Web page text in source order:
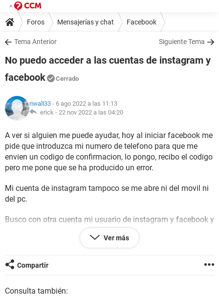
Foros Mensajerías y chat Facebook
Tema Anterior Siguiente Tema
No puedo acceder a las cuentas de instagram y
facebook
Cerrado
riwall33 - 6 ago 2022 a las 11:13
erick - 22 nov 2022 a las 04:20
A ver si alguien me puede ayudar, hoy al iniciar facebook me
pide que introduzca mi numero de telefono para que me
envien un codigo de confirmacion, lo pongo, recibo el codigo
pero me pone que se ha producido un error.
Mi cuenta de instagram tampoco se me abre ni del movil ni
del pc.
Busco con otra cuenta mi usuario de instagram y facebook y
Ver más
Compartir
Consulta también: